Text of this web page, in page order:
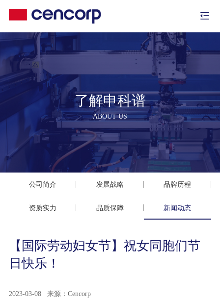
了解申科谱
ABOUT US
公司简介 发展战略 品牌历程
资质实力 品质保障 新闻动态
【国际劳动妇女节】祝女同胞们节
日快乐！
2023-03-08 来源：Cencorp